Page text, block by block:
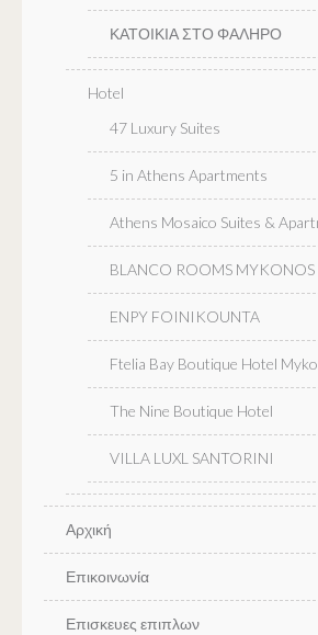
ΚΑΤΟΙΚΙΑ ΣΤΟ ΦΑΛΗΡΟ
Hotel
47 Luxury Suites
5 in Athens Apartments
Athens Mosaico Suites &
BLANCO ROOMS MYKONOS
ENPY FOINIKOUNTA
Ftelia Bay Boutique Hotel
The Nine Boutique Hotel
VILLA LUXL SANTORINI
Αρχική
Επικοινωνία
Επισκευες επιπλων